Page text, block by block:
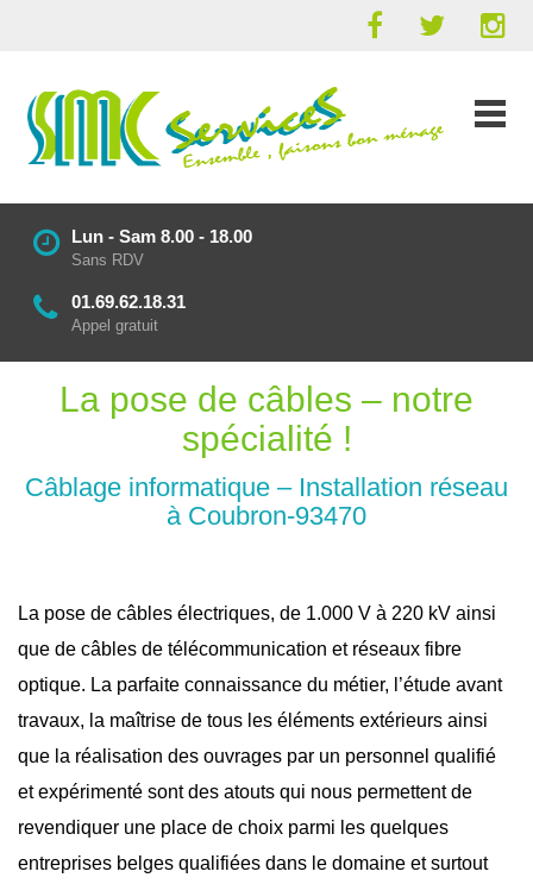
Lun - Sam 8.00 - 18.00
Sans RDV
01.69.62.18.31
Appel gratuit
La pose de câbles – notre
spécialité !
Câblage informatique – Installation réseau
à Coubron-93470
La pose de câbles électriques, de 1.000 V à 220 kV ainsi
que de câbles de télécommunication et réseaux fibre
optique. La parfaite connaissance du métier, l’étude avant
travaux, la maîtrise de tous les éléments extérieurs ainsi
que la réalisation des ouvrages par un personnel qualifié
et expérimenté sont des atouts qui nous permettent de
revendiquer une place de choix parmi les quelques
entreprises belges qualifiées dans le domaine et surtout